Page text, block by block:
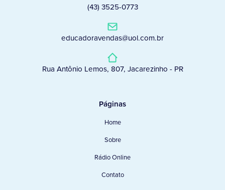
(43) 3525-0773
educadoravendas@uol.com.br
Rua Antônio Lemos, 807, Jacarezinho - PR
Páginas
Home
Sobre
Rádio Online
Contato